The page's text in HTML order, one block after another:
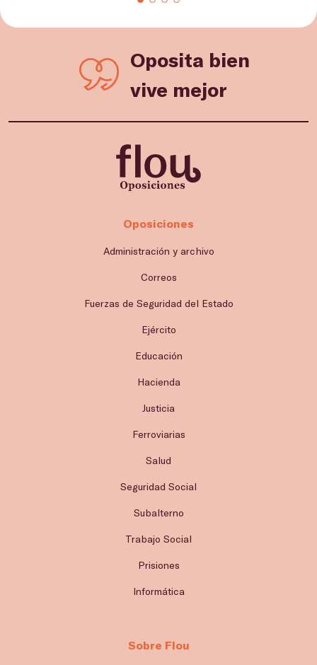
Oposita bien
vive mejor
Oposiciones
Administración y archivo
Correos
Fuerzas de Seguridad del Estado
Ejército
Educación
Hacienda
Justicia
Ferroviarias
Salud
Seguridad Social
Subalterno
Trabajo Social
Prisiones
Informática
Sobre Flou